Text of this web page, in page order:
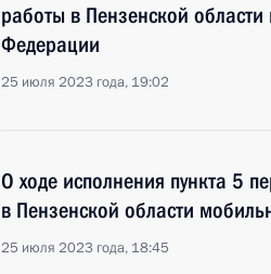
работы в Пензенской
Федерации
25 июля 2023 года, 19:02
О ходе исполнения пункта 5
в Пензенской области
25 июля 2023 года, 18:45